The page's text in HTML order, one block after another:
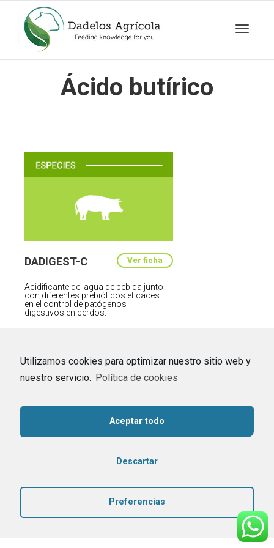
Utilizamos cookies para optimizar nuestro sitio web y
nuestro servicio. Política de cookies
Aceptar todo
Descartar
Preferencias
Ácido butírico
DADIGEST-C Ver ficha
Acidificante del agua de bebida junto
con diferentes prebióticos eficaces
en el control de patógenos
digestivos en cerdos.